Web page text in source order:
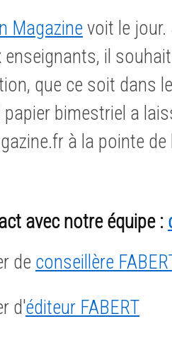
Magazinevoit le
enseignants, il
que ce soit dans
bimestriel a
à la pointe
avec notre équipe :
de conseillère
d'éditeur FABERT